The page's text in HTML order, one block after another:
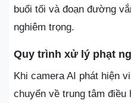
buổi tối và đoạn đường
nghiêm trọng.
Quy trình xử lý phạt
Khi camera AI phát hiện
chuyển về trung tâm điều